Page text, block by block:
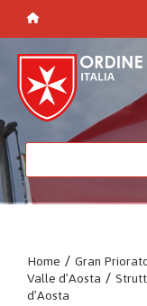
Home / Gran
Valle d’Aosta /
d’Aosta